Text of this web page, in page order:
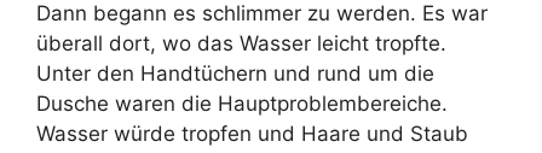
Dann begann es schlimmer zu werden. Es war
überall dort, wo das Wasser leicht tropfte.
Unter den Handtüchern und rund um die
Dusche waren die Hauptproblembereiche.
Wasser würde tropfen und Haare und Staub